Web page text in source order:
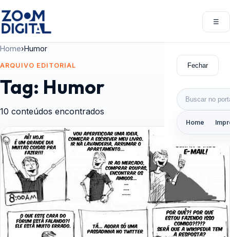
☰
Fechar
Buscar por:
Home
Home›Humor
ARQUIVO EDITORIAL
Tag: Humor
10 conteúdos encontrados